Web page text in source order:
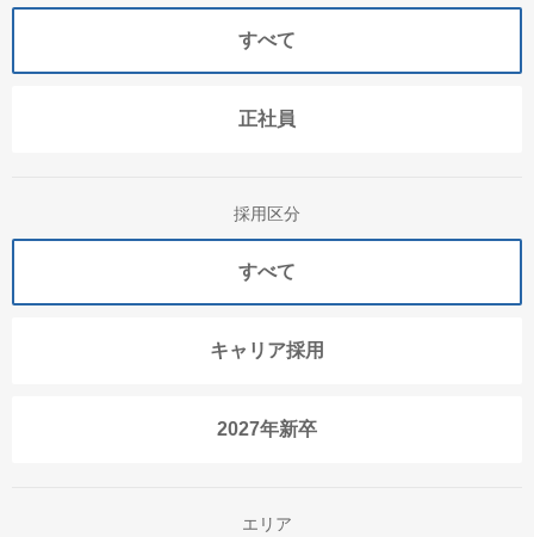
すべて
正社員
採用区分
すべて
キャリア採用
2027年新卒
エリア